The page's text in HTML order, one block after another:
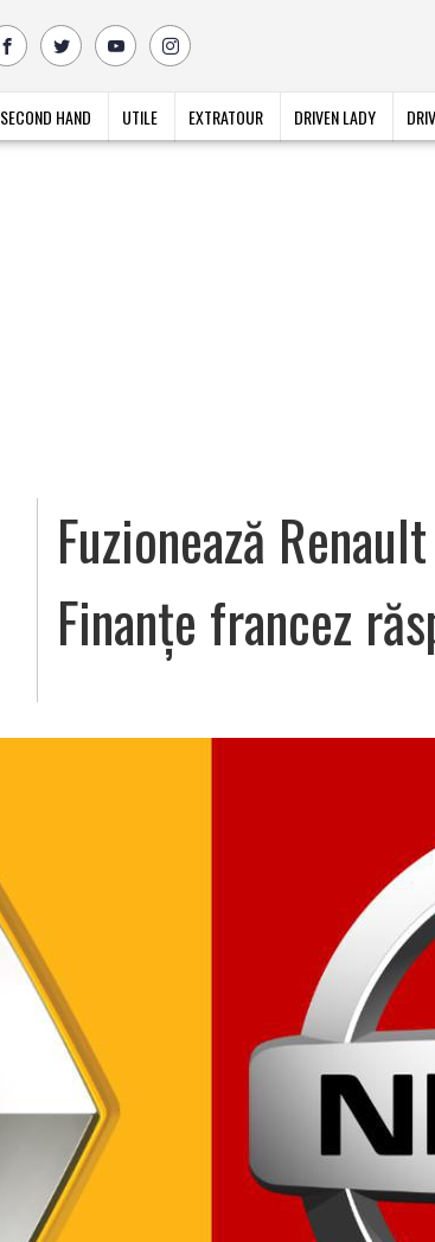
SECOND HAND UTILE EXTRATOUR DRIVEN LADY
Fuzionează
Finanțe francez